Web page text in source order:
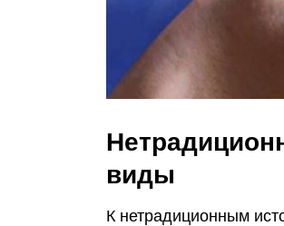
виды
К нетрадиционным